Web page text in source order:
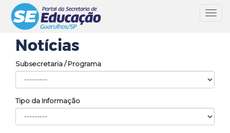
Notícias
Subsecretaria / Programa
Tipo da Informação